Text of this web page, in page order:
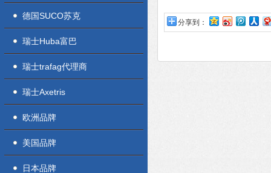
德国SUCO苏克
瑞士Huba富巴
瑞士trafag代理商
瑞士Axetris
欧洲品牌
美国品牌
日本品牌
分享到：